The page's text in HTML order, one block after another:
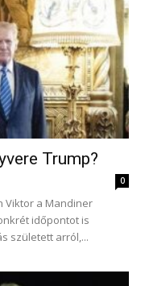
Trump?
0
Viktor a Mandiner
időpontot is
született arról,...